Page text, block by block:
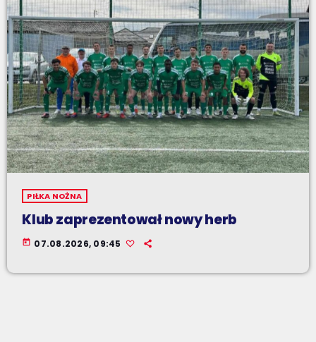
PIŁKA NOŻNA
Klub zaprezentował nowy herb
today 07.08.2026, 09:45